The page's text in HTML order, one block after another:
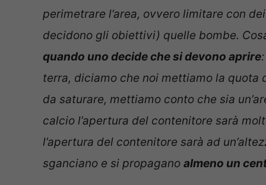
perimetrare l’area, ovvero limitare con
decidono gli obiettivi) quelle bombe.
quando uno decide che si devono aprire
terra, diciamo che noi mettiamo la quota
da saturare, mettiamo conto che sia
calcio l’apertura del contenitore sarà
l’apertura del contenitore sarà ad
sganciano e si propagano almeno un